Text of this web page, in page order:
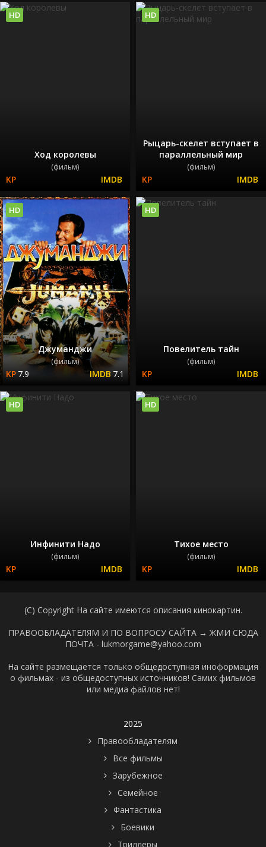
Ход королевы
(фильм)
HD
Рыцарь-скелет вступает в
параллельный мир
(фильм)
HD
Джуманджи
(фильм)
7.9 7.1
HD
Повелитель тайн
(фильм)
HD
Инфинити Надо
(фильм)
HD
Тихое место
(фильм)
HD
(C) Copyright На сайте имеются описания кинокартин.
ПРАВООБЛАДАТЕЛЯМ И ПО ВОПРОСУ САЙТА → ЖМИ СЮДА
ПОЧТА - lukmorgame@yahoo.com
На сайте размещается только общедоступная иноформация
о фильмах - из общедоступных источников! Самих фильмов
или медиа файлов нет!
2025
Правообладателям
Все фильмы
Зарубежное
Семейное
Фантастика
Боевики
Триллеры